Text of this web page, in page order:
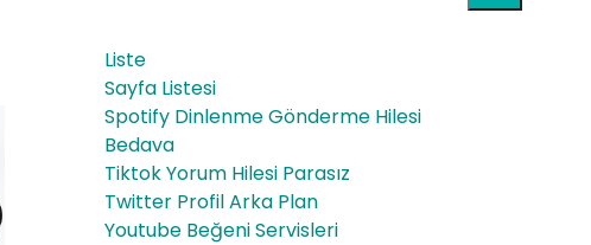
Liste
Sayfa Listesi
Spotify Dinlenme Gönderme Hilesi
Bedava
Tiktok Yorum Hilesi Parasız
Twitter Profil Arka Plan
Youtube Beğeni Servisleri